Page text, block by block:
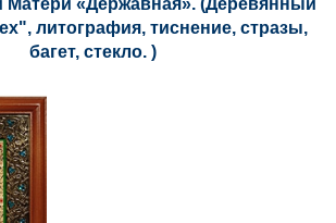
Матери «Державная». (Деревянный
литография, тиснение, стразы,
багет, стекло. )